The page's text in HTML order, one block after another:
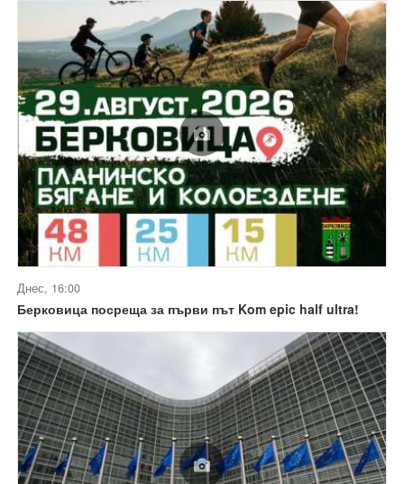
Днес, 16:00
Берковица посреща за първи път Kom epic half ultra!